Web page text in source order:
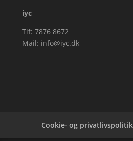
iyc
Tlf: 7876 8672
Mail: info@iyc.dk
Cookie- og privatlivspolitik